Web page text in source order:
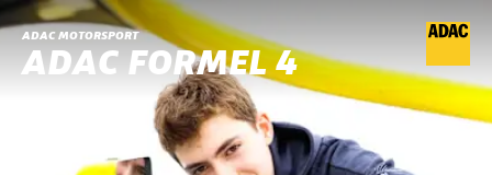
ADAC MOTORSPORT
ADAC FORMEL 4